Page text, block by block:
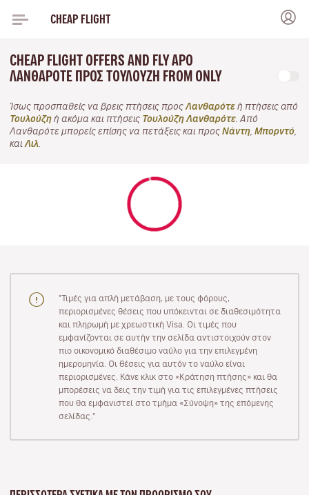
CHEAP FLIGHT
CHEAP FLIGHT OFFERS AND FLY APO
ΛΑΝΘΑΡΌΤΕ ΠΡΟΣ ΤΟΥΛΟΎΖΗ FROM ONLY
Ίσως προσπαθείς να βρεις πτήσεις προς Λανθαρότε ή πτήσεις από
Τουλούζη ή ακόμα και πτήσεις Τουλούζη Λανθαρότε . Από
Λανθαρότε μπορείς επίσης να πετάξεις και προς Νάντη Μπορντό
και Λιλ
"Τιμές για απλή μετάβαση, με τους φόρους,
περιορισμένες θέσεις που υπόκεινται σε διαθεσιμότητα
και πληρωμή με χρεωστική Visa. Οι τιμές που
εμφανίζονται σε αυτήν την σελίδα αντιστοιχούν στον
πιο οικονομικό διαθέσιμο ναύλο για την επιλεγμένη
ημερομηνία. Οι θέσεις για αυτόν το ναύλο είναι
περιορισμένες. Κάνε κλικ στο «Κράτηση πτήσης» και θα
μπορέσεις να δεις την τιμή για τις επιλεγμένες πτήσεις
που θα εμφανιστεί στο τμήμα «Σύνοψη» της επόμενης
σελίδας."